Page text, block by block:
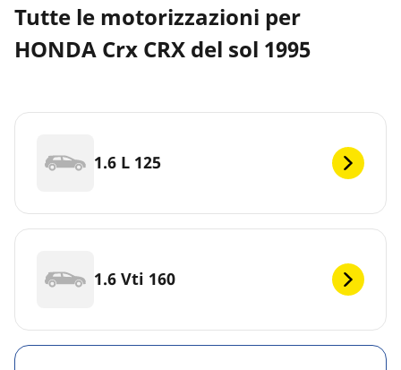
Tutte le motorizzazioni per
HONDA Crx CRX del sol 1995
1.6 L 125
1.6 Vti 160